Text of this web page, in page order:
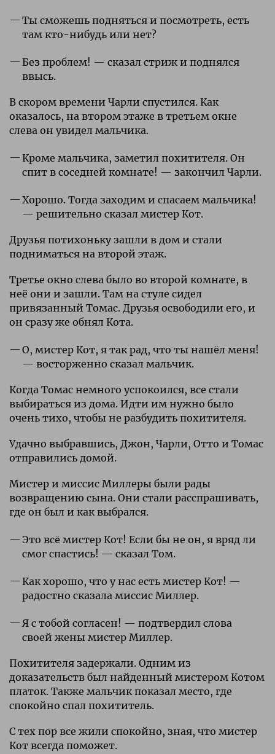
Ты сможешь подняться и посмотреть, есть
там кто-нибудь или нет?
Без проблем! — сказал стриж и поднялся
ввысь.
В скором времени Чарли спустился. Как
оказалось, на втором этаже в третьем окне
слева он увидел мальчика.
Кроме мальчика, заметил похитителя. Он
спит в соседней комнате! — закончил Чарли.
Хорошо. Тогда заходим и спасаем мальчика!
— решительно сказал мистер Кот.
Друзья потихоньку зашли в дом и стали
подниматься на второй этаж.
Третье окно слева было во второй комнате, в
неё они и зашли. Там на стуле сидел
привязанный Томас. Друзья освободили его, и
он сразу же обнял Кота.
О, мистер Кот, я так рад, что ты нашëл меня!
— восторженно сказал мальчик.
Когда Томас немного успокоился, все стали
выбираться из дома. Идти им нужно было
очень тихо, чтобы не разбудить похитителя.
Удачно выбравшись, Джон, Чарли, Отто и Томас
отправились домой.
Мистер и миссис Миллеры были рады
возвращению сына. Они стали расспрашивать,
где он был и как выбрался.
Это всë мистер Кот! Если бы не он, я вряд ли
смог спастись! — сказал Том.
Как хорошо, что у нас есть мистер Кот! —
радостно сказала миссис Миллер.
Я с тобой согласен! — подтвердил слова
своей жены мистер Миллер.
Похитителя задержали. Одним из
доказательств был найденный мистером Котом
платок. Также мальчик показал место, где
спокойно спал похититель.
С тех пор все жили спокойно, зная, что мистер
Кот всегда поможет.